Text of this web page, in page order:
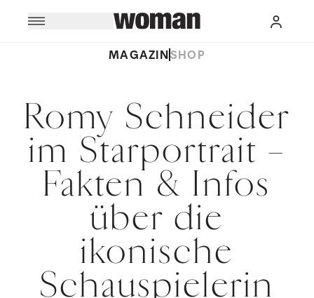
MAGAZINSHOP
Romy Schneider
im Starportrait –
Fakten & Infos
über die
ikonische
Schauspielerin